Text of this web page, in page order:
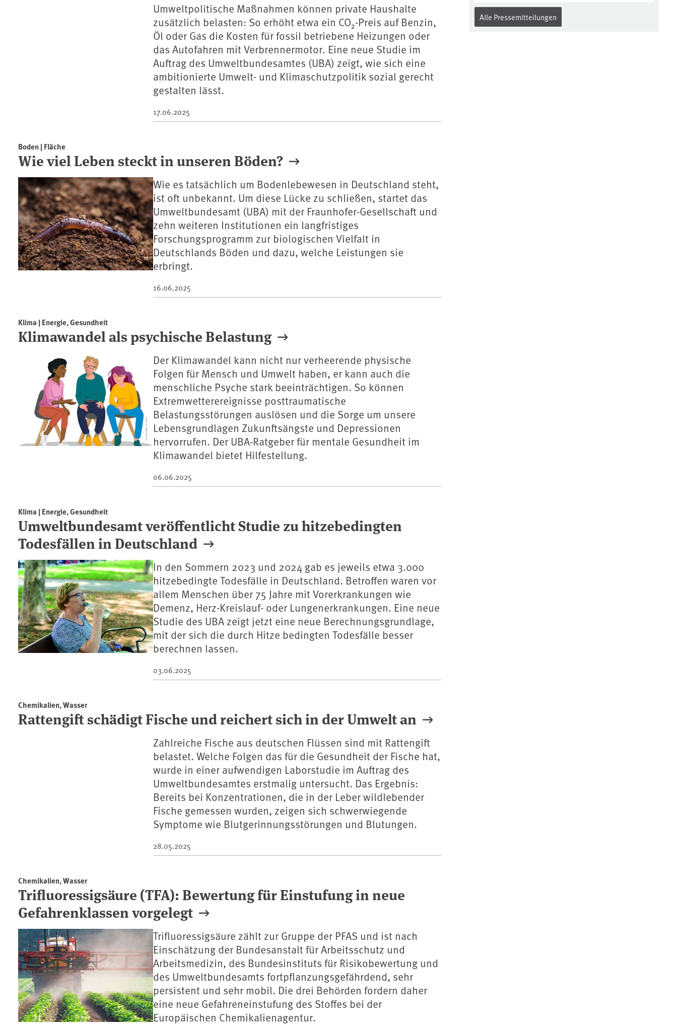
Umweltpolitische Maßnahmen können private Haushalte
zusätzlich belasten: So erhöht etwa ein CO₂-Preis auf Benzin,
Öl oder Gas die Kosten für fossil betriebene Heizungen oder
das Autofahren mit Verbrennermotor. Eine neue Studie im
Auftrag des Umweltbundesamtes (UBA) zeigt, wie sich eine
ambitionierte Umwelt- und Klimaschutzpolitik sozial gerecht
gestalten lässt.
17.06.2025
Boden | Fläche
Wie viel Leben steckt in unseren Böden?
Wie es tatsächlich um Bodenlebewesen in Deutschland steht,
ist oft unbekannt. Um diese Lücke zu schließen, startet das
Umweltbundesamt (UBA) mit der Fraunhofer-Gesellschaft und
zehn weiteren Institutionen ein langfristiges
Forschungsprogramm zur biologischen Vielfalt in
Deutschlands Böden und dazu, welche Leistungen sie
erbringt.
16.06.2025
Klima | Energie, Gesundheit
Klimawandel als psychische Belastung
Der Klimawandel kann nicht nur verheerende physische
Folgen für Mensch und Umwelt haben, er kann auch die
menschliche Psyche stark beeinträchtigen. So können
Extremwetterereignisse posttraumatische
Belastungsstörungen auslösen und die Sorge um unsere
Lebensgrundlagen Zukunftsängste und Depressionen
hervorrufen. Der UBA-Ratgeber für mentale Gesundheit im
Klimawandel bietet Hilfestellung.
06.06.2025
Klima | Energie, Gesundheit
Umweltbundesamt veröffentlicht Studie zu hitzebedingten
Todesfällen in Deutschland
In den Sommern 2023 und 2024 gab es jeweils etwa 3.000
hitzebedingte Todesfälle in Deutschland. Betroffen waren vor
allem Menschen über 75 Jahre mit Vorerkrankungen wie
Demenz, Herz-Kreislauf- oder Lungenerkrankungen. Eine neue
Studie des UBA zeigt jetzt eine neue Berechnungsgrundlage,
mit der sich die durch Hitze bedingten Todesfälle besser
berechnen lassen.
03.06.2025
Chemikalien, Wasser
Rattengift schädigt Fische und reichert sich in der Umwelt an
Zahlreiche Fische aus deutschen Flüssen sind mit Rattengift
belastet. Welche Folgen das für die Gesundheit der Fische hat,
wurde in einer aufwendigen Laborstudie im Auftrag des
Umweltbundesamtes erstmalig untersucht. Das Ergebnis:
Bereits bei Konzentrationen, die in der Leber wildlebender
Fische gemessen wurden, zeigen sich schwerwiegende
Symptome wie Blutgerinnungsstörungen und Blutungen.
28.05.2025
Chemikalien, Wasser
Trifluoressigsäure (TFA): Bewertung für Einstufung in neue
Gefahrenklassen vorgelegt
Trifluoressigsäure zählt zur Gruppe der PFAS und ist nach
Einschätzung der Bundesanstalt für Arbeitsschutz und
Arbeitsmedizin, des Bundesinstituts für Risikobewertung und
des Umweltbundesamts fortpflanzungsgefährdend, sehr
persistent und sehr mobil. Die drei Behörden fordern daher
eine neue Gefahreneinstufung des Stoffes bei der
Europäischen Chemikalienagentur.
Alle Pressemitteilungen